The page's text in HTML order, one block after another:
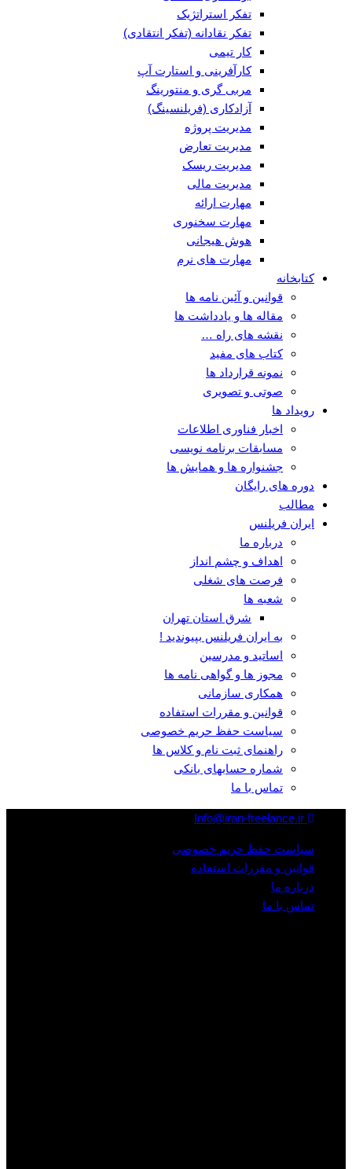
تفکر استراتژیک
تفکر نقادانه (تفکر انتقادی)
کار تیمی
کارآفرینی و استارت آپ
مربی گری و منتورینگ
آزادکاری (فریلنسینگ)
مدیریت پروژه
مدیریت تعارض
مدیریت ریسک
مدیریت مالی
مهارت ارائه
مهارت سخنوری
هوش هیجانی
مهارت های نرم
کتابخانه
قوانین و آئین نامه ها
مقاله ها و یادداشت ها
نقشه های راه …
کتاب های مفید
نمونه قرارداد ها
صوتی و تصویری
رویداد ها
اخبار فناوری اطلاعات
مسابقات برنامه نویسی
جشنواره ها و همایش ها
دوره های رایگان
مطالب
ایران فریلنس
درباره ما
اهداف و چشم انداز
فرصت های شغلی
شعبه ها
شرق استان تهران
به ایران فریلنس بپیوندید !
اساتید و مدرسین
مجوز ها و گواهی نامه ها
همکاری سازمانی
قوانین و مقررات استفاده
سیاست حفظ حریم خصوصی
راهنمای ثبت نام و کلاس ها
شماره حسابهای بانکی
تماس با ما
سیاست حفظ حریم خصوصی
قوانین و مقررات استفاده
درباره ما
تماس با ما